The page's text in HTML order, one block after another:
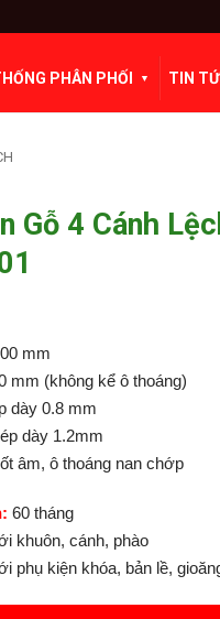
PHÂN PHỐI TIN
Gỗ 4 Cánh
mm
mm (không kể ô thoáng)
dày 0.8 mm
dày 1.2mm
âm, ô thoáng nan chớp
60 tháng
khuôn, cánh, phào
phụ kiện khóa, bản lề,